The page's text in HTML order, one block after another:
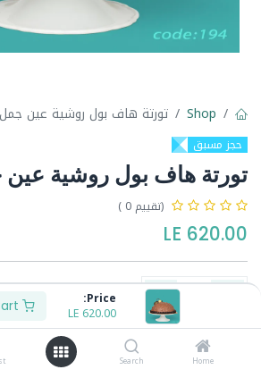
Price:
620.00
LE
Home
Search
Shop تورتة هاف بول روشية عين جمل
حجز مسبق
تورتة هاف بول روشية عين
(تقييم 0 )
620.00
Buy Now